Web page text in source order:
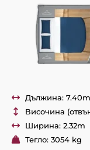
Дължина: 7.40m
Височина
Ширина: 2.32m
Тегло: 3054 kg